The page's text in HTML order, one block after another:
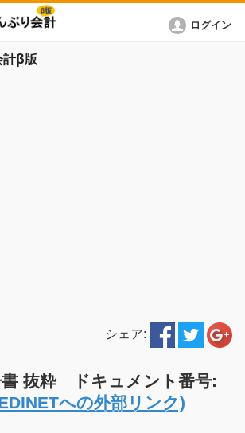
計β版
ログイン
シェア:
書 抜粋 ドキュメント番号:
への外部リンク)